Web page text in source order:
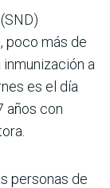
poco más de
a
es el día
años con
personas de